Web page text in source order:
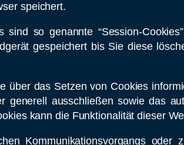
speichert.
so genannte “Session-
gespeichert bis Sie diese
über das Setzen von Cookies
generell ausschließen sowie das
kann die Funktionalität dieser
Kommunikationsvorgangs oder